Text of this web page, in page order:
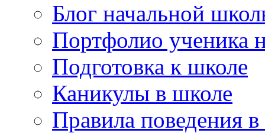
Блог начальной
Портфолио ученика
Подготовка к школе
Каникулы в школе
Правила поведения